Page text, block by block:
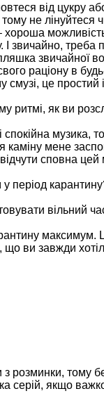
від цукру
не лінуйтеся
звичайно,
звичайної
раціону в
це
ритмі, як ви
музика,
каміну мене
сповна цей
період
вільний
що ви завжди
розминки, тому
серій, якщо